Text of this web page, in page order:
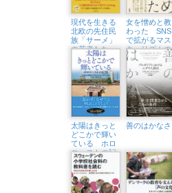
現代を生きる
北欧の先住民
族「サーメ」
の若者たち
北極圏と二風谷
をめぐる旅
女を憎めと教
わった SNS
で拡がるマス
キュリズムの
闇
太陽はきっと
どこかで輝い
ている ホロ
コーストの記
憶
善のはかなさ